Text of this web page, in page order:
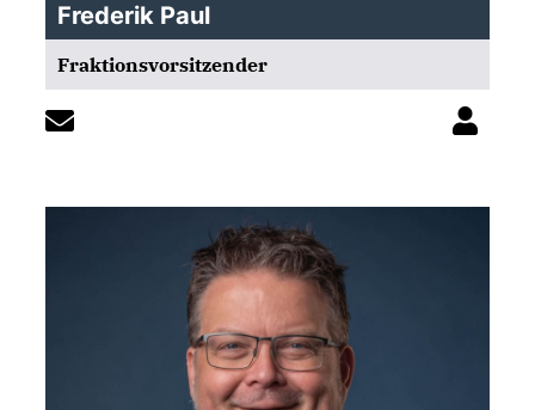
Frederik Paul
Fraktionsvorsitzender